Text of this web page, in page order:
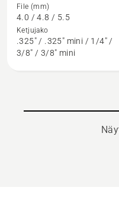
tuotteesta
Teränhoitopaketti
H37
File (mm)
4.0 / 4.8 / 5.5
Ketjujako
.325" / .325" mini / 1/4" /
3/8" / 3/8" mini